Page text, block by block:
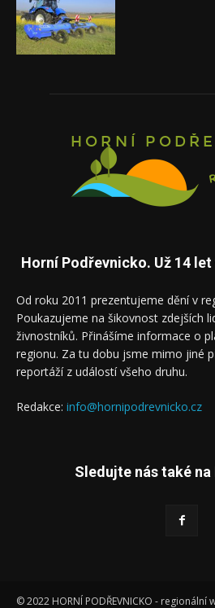
Horní Podřevnicko. Už 14
Od roku 2011 prezentujeme dění v
Poukazujeme na šikovnost zdejších
živnostníků. Přinášíme informace o
regionu. Za tu dobu jsme mimo jiné
reportáží z událostí všeho druhu.
Redakce: info@hornipodrevnicko.cz
Sledujte nás také na
© 2022 HORNÍ PODŘEVNICKO - regionální